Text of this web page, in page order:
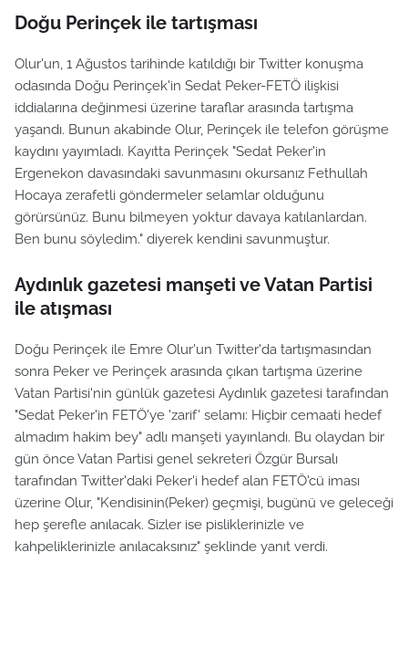
Doğu Perinçek ile tartışması
Olur'un, 1 Ağustos tarihinde katıldığı bir Twitter konuşma
odasında Doğu Perinçek'in Sedat Peker-FETÖ ilişkisi
iddialarına değinmesi üzerine taraflar arasında tartışma
yaşandı. Bunun akabinde Olur, Perinçek ile telefon görüşme
kaydını yayımladı. Kayıtta Perinçek "Sedat Peker'in
Ergenekon davasındaki savunmasını okursanız Fethullah
Hocaya zerafetli göndermeler selamlar olduğunu
görürsünüz. Bunu bilmeyen yoktur davaya katılanlardan.
Ben bunu söyledim." diyerek kendini savunmuştur.
Aydınlık gazetesi manşeti ve Vatan Partisi
ile atışması
Doğu Perinçek ile Emre Olur'un Twitter'da tartışmasından
sonra Peker ve Perinçek arasında çıkan tartışma üzerine
Vatan Partisi'nin günlük gazetesi Aydınlık gazetesi tarafından
"Sedat Peker'in FETÖ'ye 'zarif' selamı: Hiçbir cemaati hedef
almadım hakim bey" adlı manşeti yayınlandı. Bu olaydan bir
gün önce Vatan Partisi genel sekreteri Özgür Bursalı
tarafından Twitter'daki Peker'i hedef alan FETÖ'cü iması
üzerine Olur, "Kendisinin(Peker) geçmişi, bugünü ve geleceği
hep şerefle anılacak. Sizler ise pisliklerinizle ve
kahpeliklerinizle anılacaksınız" şeklinde yanıt verdi.